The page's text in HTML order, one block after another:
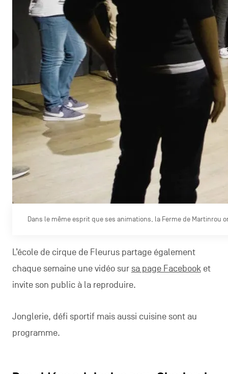
Dans le même esprit que ses animations, la Ferme de Martinrou
L’école de cirque de Fleurus partage également
chaque semaine une vidéo sursa page Facebooket
invite son public à la reproduire.
Jonglerie, défi sportif mais aussi cuisine sont au
programme.